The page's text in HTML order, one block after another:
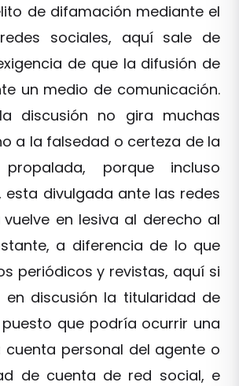
de difamación mediante el
sociales, aquí sale de
de que la difusión de
un medio de comunicación.
discusión no gira muchas
a la falsedad o certeza de la
propalada, porque incluso
esta divulgada ante las redes
en lesiva al derecho al
a diferencia de lo que
periódicos y revistas, aquí si
en discusión la titularidad de
que podría ocurrir una
cuenta personal del agente o
de cuenta de red social, e